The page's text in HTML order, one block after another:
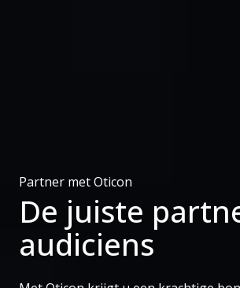
Partner met Oticon
De juiste
audiciens